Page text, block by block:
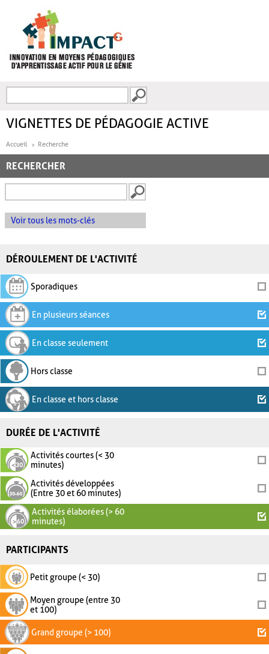
FORMULAIRE DE
VIGNETTES DE PÉDAGOGIE ACTIVE
Accueil Recherche
RECHERCHER
Voir tous les mots-clés
DÉROULEMENT DE L'ACTIVITÉ
Sporadiques
En plusieurs séances
En classe seulement
Hors classe
En classe et hors classe
DURÉE DE L'ACTIVITÉ
Activités courtes (< 30
minutes)
Activités développées
(Entre 30 et 60 minutes)
Activités élaborées (> 60
minutes)
PARTICIPANTS
Petit groupe (< 30)
Moyen groupe (entre 30
et 100)
Grand groupe (> 100)